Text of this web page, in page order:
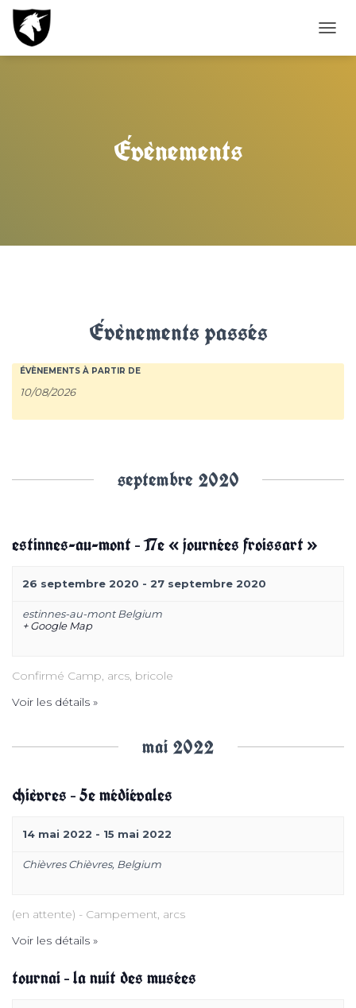
LA
Évènements
Évènements passés
r
e
e
h
e
e
t
v
i
g
e
h
r
e
r
è
m
e
n
ÉVÈNEMENTS À PARTIR DE
septembre 2020
estinnes-au-mont – 17e « journées froissart »
26 septembre 2020 - 27 septembre 2020
estinnes-au-montBelgium
+ Google Map
Confirmé Camp, arcs, bricole
Voir les détails »
mai 2022
chièvres – 5e médiévales
14 mai 2022 - 15 mai 2022
ChièvresChièvres, Belgium
(en attente) - Campement, arcs
Voir les détails »
tournai – la nuit des musées